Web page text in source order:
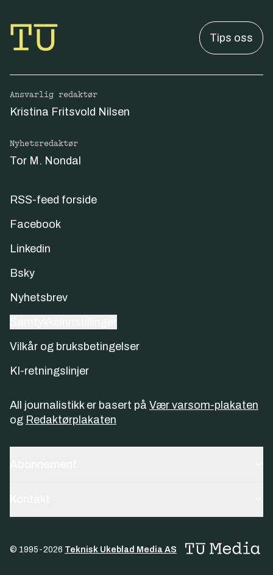
Tips oss
Ansvarlig redaktør
Kristina Fritsvold Nilsen
Nyhetsredaktør
Tor M. Nondal
RSS-feed forside
Facebook
Linkedin
Bsky
Nyhetsbrev
Vilkår og bruksbetingelser
KI-retningslinjer
All journalistikk er basert på Vær varsom-plakaten
og Redaktørplakaten
© 1995-2026 Teknisk Ukeblad Media AS